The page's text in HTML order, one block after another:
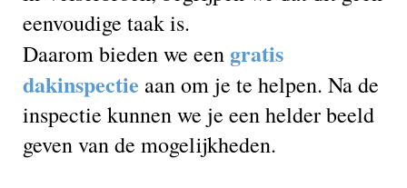
eenvoudige taak is.
Daarom bieden we een gratis
dakinspectie aan om je te helpen. Na de
inspectie kunnen we je een helder beeld
geven van de mogelijkheden.